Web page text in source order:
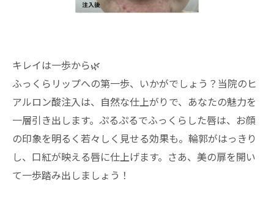
キレイは一歩から🌿
ふっくらリップへの第一歩、いかがでしょう？当院のヒ
アルロン酸注入は、自然な仕上がりで、あなたの魅力を
一層引き出します。ぷるぷるでふっくらした唇は、お顔
の印象を明るく若々しく見せる効果も。輪郭がはっきり
し、口紅が映える唇に仕上げます。さあ、美の扉を開い
て一歩踏み出しましょう！